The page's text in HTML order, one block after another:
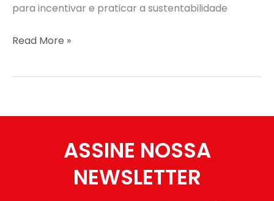
para incentivar e praticar a sustentabilidade
Read More »
ASSINE NOSSA
NEWSLETTER